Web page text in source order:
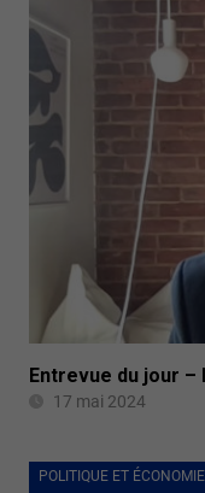
Entrevue du jour –
17 mai 2024
POLITIQUE ET ÉCONOMIE